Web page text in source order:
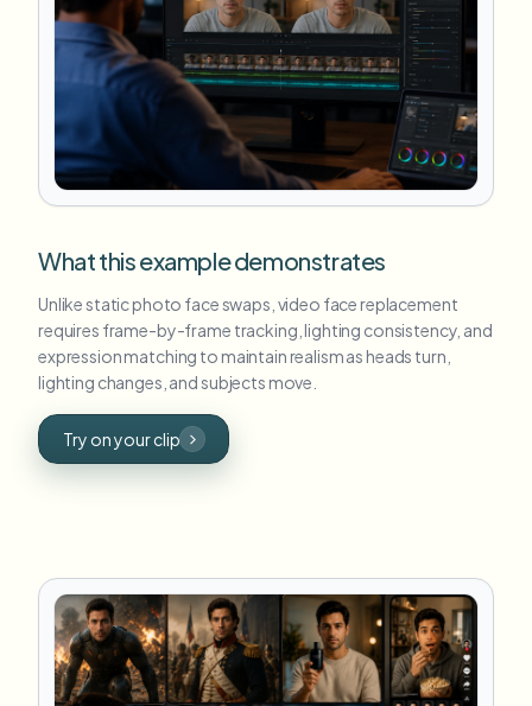
What this example demonstrates
Unlike static photo face swaps, video face replacement
requires frame-by-frame tracking, lighting consistency, and
expression matching to maintain realism as heads turn,
lighting changes, and subjects move.
Try on your clip